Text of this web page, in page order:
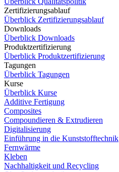
Zertifizierungsablauf
Überblick Zertifizierungsablauf
Downloads
Überblick Downloads
Produktzertifizierung
Überblick Produktzertifizierung
Tagungen
Überblick Tagungen
Kurse
Überblick Kurse
Additive Fertigung
Composites
Compoundieren & Extrudieren
Digitalisierung
Einführung in die Kunststofftechnik
Fernwärme
Kleben
Nachhaltigkeit und Recycling